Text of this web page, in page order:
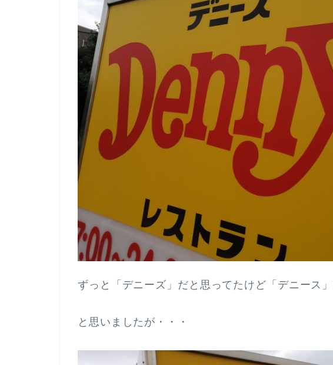
ずっと「デニーズ」だと思ってたけど「デニース
と思いましたが・・・